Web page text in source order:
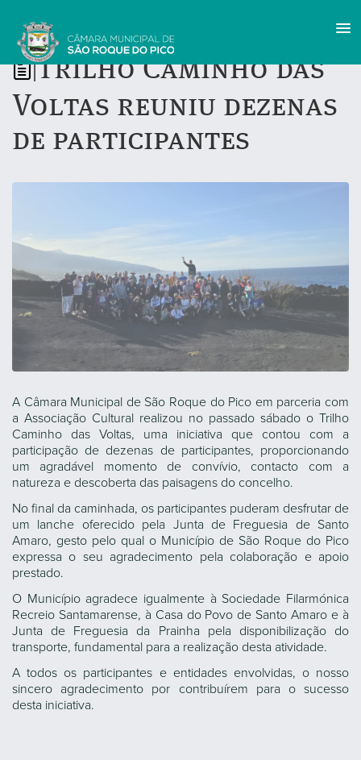
Trilho Caminho das
Voltas reuniu dezenas
de participantes
A Câmara Municipal de São Roque do Pico em parceria com
a Associação Cultural realizou no passado sábado o Trilho
Caminho das Voltas, uma iniciativa que contou com a
participação de dezenas de participantes, proporcionando
um agradável momento de convívio, contacto com a
natureza e descoberta das paisagens do concelho.
No final da caminhada, os participantes puderam desfrutar de
um lanche oferecido pela Junta de Freguesia de Santo
Amaro, gesto pelo qual o Município de São Roque do Pico
expressa o seu agradecimento pela colaboração e apoio
prestado.
O Município agradece igualmente à Sociedade Filarmónica
Recreio Santamarense, à Casa do Povo de Santo Amaro e à
Junta de Freguesia da Prainha pela disponibilização do
transporte, fundamental para a realização desta atividade.
A todos os participantes e entidades envolvidas, o nosso
sincero agradecimento por contribuírem para o sucesso
desta iniciativa.